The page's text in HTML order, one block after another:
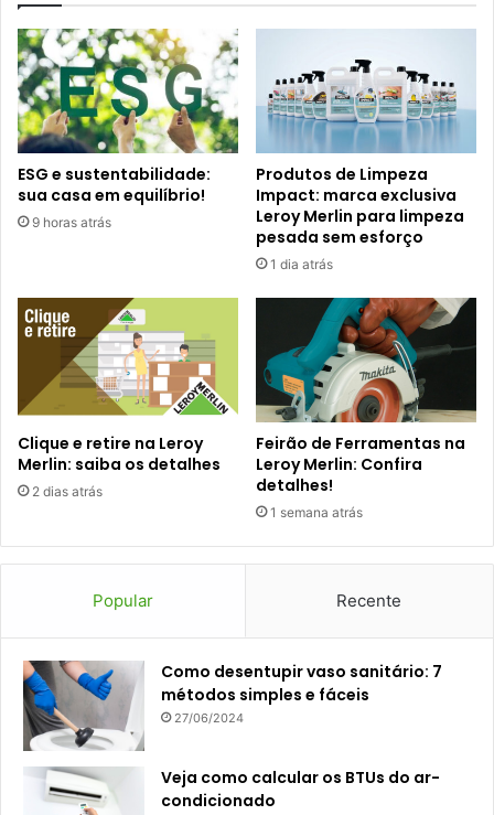
ESG e sustentabilidade:
sua casa em equilíbrio!
9 horas atrás
Produtos de Limpeza
Impact: marca exclusiva
Leroy Merlin para limpeza
pesada sem esforço
1 dia atrás
Clique e retire na Leroy
Merlin: saiba os detalhes
2 dias atrás
Feirão de Ferramentas na
Leroy Merlin: Confira
detalhes!
1 semana atrás
Popular Recente
Como desentupir vaso sanitário: 7
métodos simples e fáceis
27/06/2024
Veja como calcular os BTUs do ar-
condicionado